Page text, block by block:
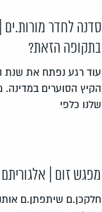
סדנה לחדר מורות.ים
בתקופה הזאת?
עוד רגע נפתח את שנת
הקיץ הסוערים במדינה.
שלנו כלפי
מפגש זום | אלגוריתם
חלקכן.ם שיתפתן.ם